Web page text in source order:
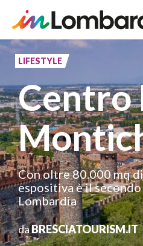
Salta
principale
LIFESTYLE
Centro
Con oltre 80.000 mq
espositiva è il
Lombardia
daBRESCIATOURISM.IT